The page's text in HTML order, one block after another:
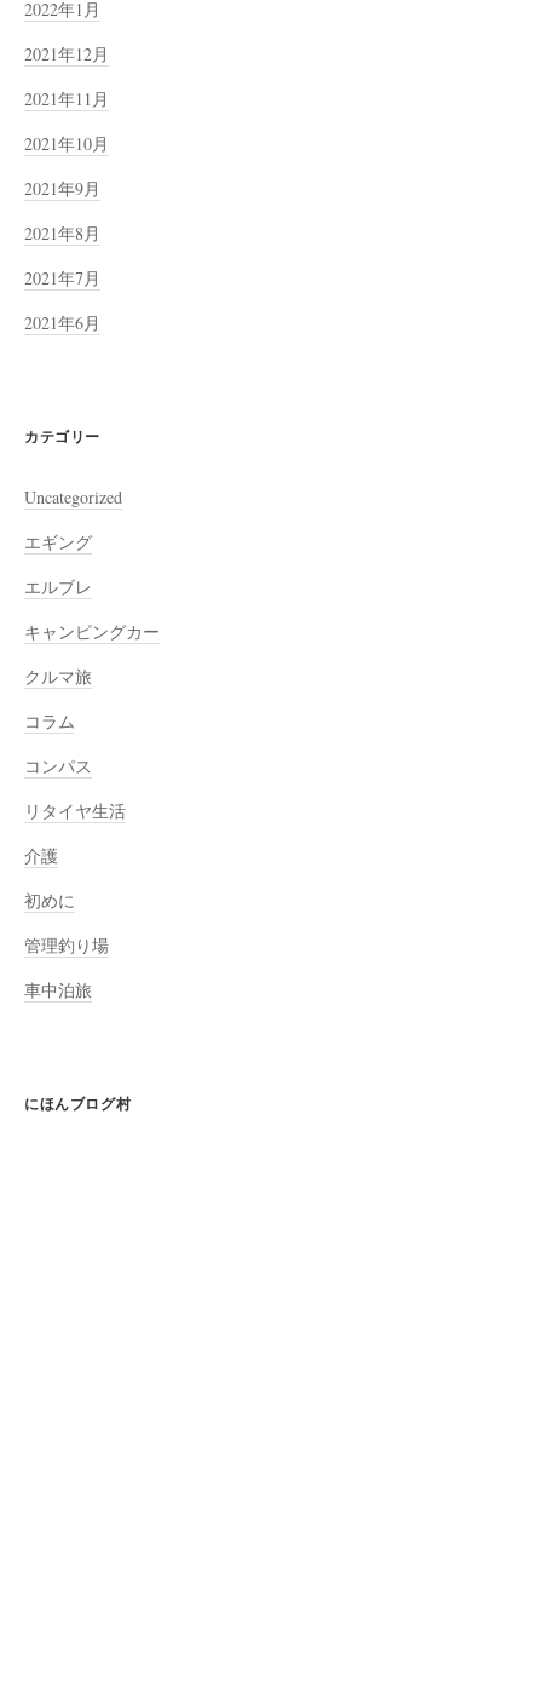
2022年1月
2021年12月
2021年11月
2021年10月
2021年9月
2021年8月
2021年7月
2021年6月
カテゴリー
Uncategorized
エギング
エルブレ
キャンピングカー
クルマ旅
コラム
コンパス
リタイヤ生活
介護
初めに
管理釣り場
車中泊旅
にほんブログ村